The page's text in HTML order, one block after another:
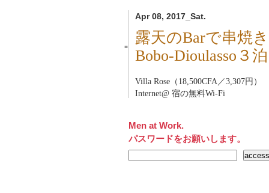
Apr 08, 2017_Sat.
■
露天のBarで串焼
Bobo-Dioulasso３
Villa Rose（18,500CFA／3,307円）
Internet@ 宿の無料Wi-Fi
Men at Work.
パスワードをお願いします。